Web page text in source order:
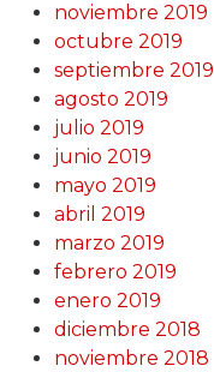
noviembre 2019
octubre 2019
septiembre 2019
agosto 2019
julio 2019
junio 2019
mayo 2019
abril 2019
marzo 2019
febrero 2019
enero 2019
diciembre 2018
noviembre 2018